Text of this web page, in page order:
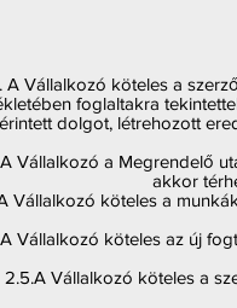
A Vállalkozó köteles a
foglaltakra
érintett dolgot, létrehozott
Vállalkozó a Megrendelő
akkor
Vállalkozó köteles a
Vállalkozó köteles az új
2.5.A Vállalkozó köteles a